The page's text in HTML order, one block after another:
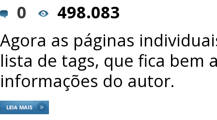
0
498.083
Agora as páginas
lista de tags, que fica bem
informações do autor.